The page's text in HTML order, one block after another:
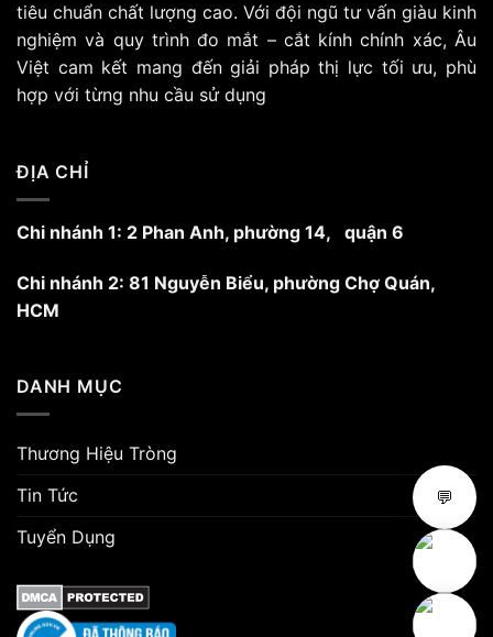
tiêu chuẩn chất lượng cao. Với đội ngũ tư vấn giàu kinh
nghiệm và quy trình đo mắt – cắt kính chính xác, Âu
Việt cam kết mang đến giải pháp thị lực tối ưu, phù
hợp với từng nhu cầu sử dụng
ĐỊA CHỈ
Chi nhánh 1: 2 Phan Anh, phường 14, quận 6
Chi nhánh 2: 81 Nguyễn Biểu, phường Chợ Quán,
HCM
DANH MỤC
Thương Hiệu Tròng
Tin Tức
Tuyển Dụng
💬